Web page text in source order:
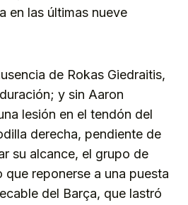
en las últimas nueve
de Rokas Giedraitis,
y sin Aaron
lesión en el tendón del
derecha, pendiente de
su alcance, el grupo de
que reponerse a una puesta
del Barça, que lastró